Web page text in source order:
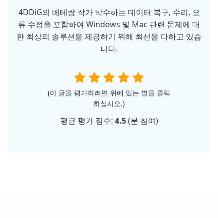
4DDiG의 베테랑 작가 박수하는 데이터 복구, 수리, 오
류 수정을 포함하여 Windows 및 Mac 관련 문제에 대
한 최상의 솔루션을 제공하기 위해 최선을 다하고 있습
니다.
(이 글을 평가하려면 위에 있는 별을 클릭
하십시오.)
평균 평가 점수: 4.5(분 참여)